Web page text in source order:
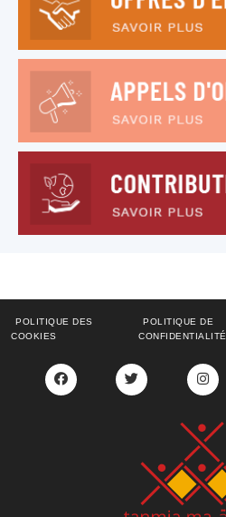
POLITIQUE DES
COOKIES
POLITIQUE DE
CONFIDENTIALITÉ